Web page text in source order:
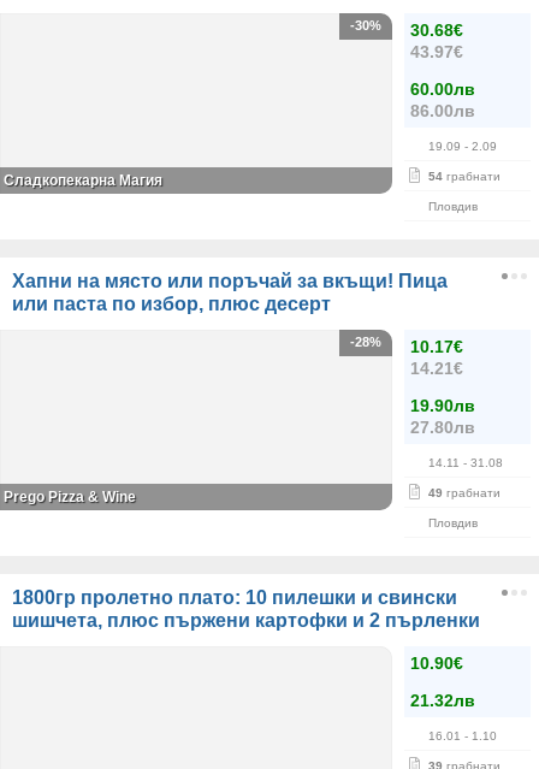
30.68€
43.97€
60.00лв
86.00лв
19.09 - 2.09
54 грабнати
Пловдив
-30%
Сладкопекарна Магия
Хапни на място или поръчай за вкъщи! Пица
или паста по избор, плюс десерт
10.17€
14.21€
19.90лв
27.80лв
14.11 - 31.08
49 грабнати
Пловдив
-28%
Prego Pizza & Wine
1800гр пролетно плато: 10 пилешки и свински
шишчета, плюс пържени картофки и 2 пърленки
10.90€
21.32лв
16.01 - 1.10
39 грабнати